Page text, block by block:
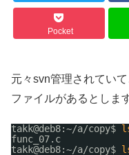
Pocket
元々svn管理されてい
ファイルがあるとしま
takk@deb8:~/a/copy$
func_07.c
takk@deb8:~/a/copy$